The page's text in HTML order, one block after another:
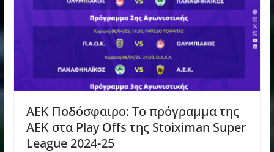
ΑΕΚ Ποδόσφαιρο: Το πρόγραμμα της
ΑΕΚ στα Play Offs της Stoiximan Super
League 2024-25